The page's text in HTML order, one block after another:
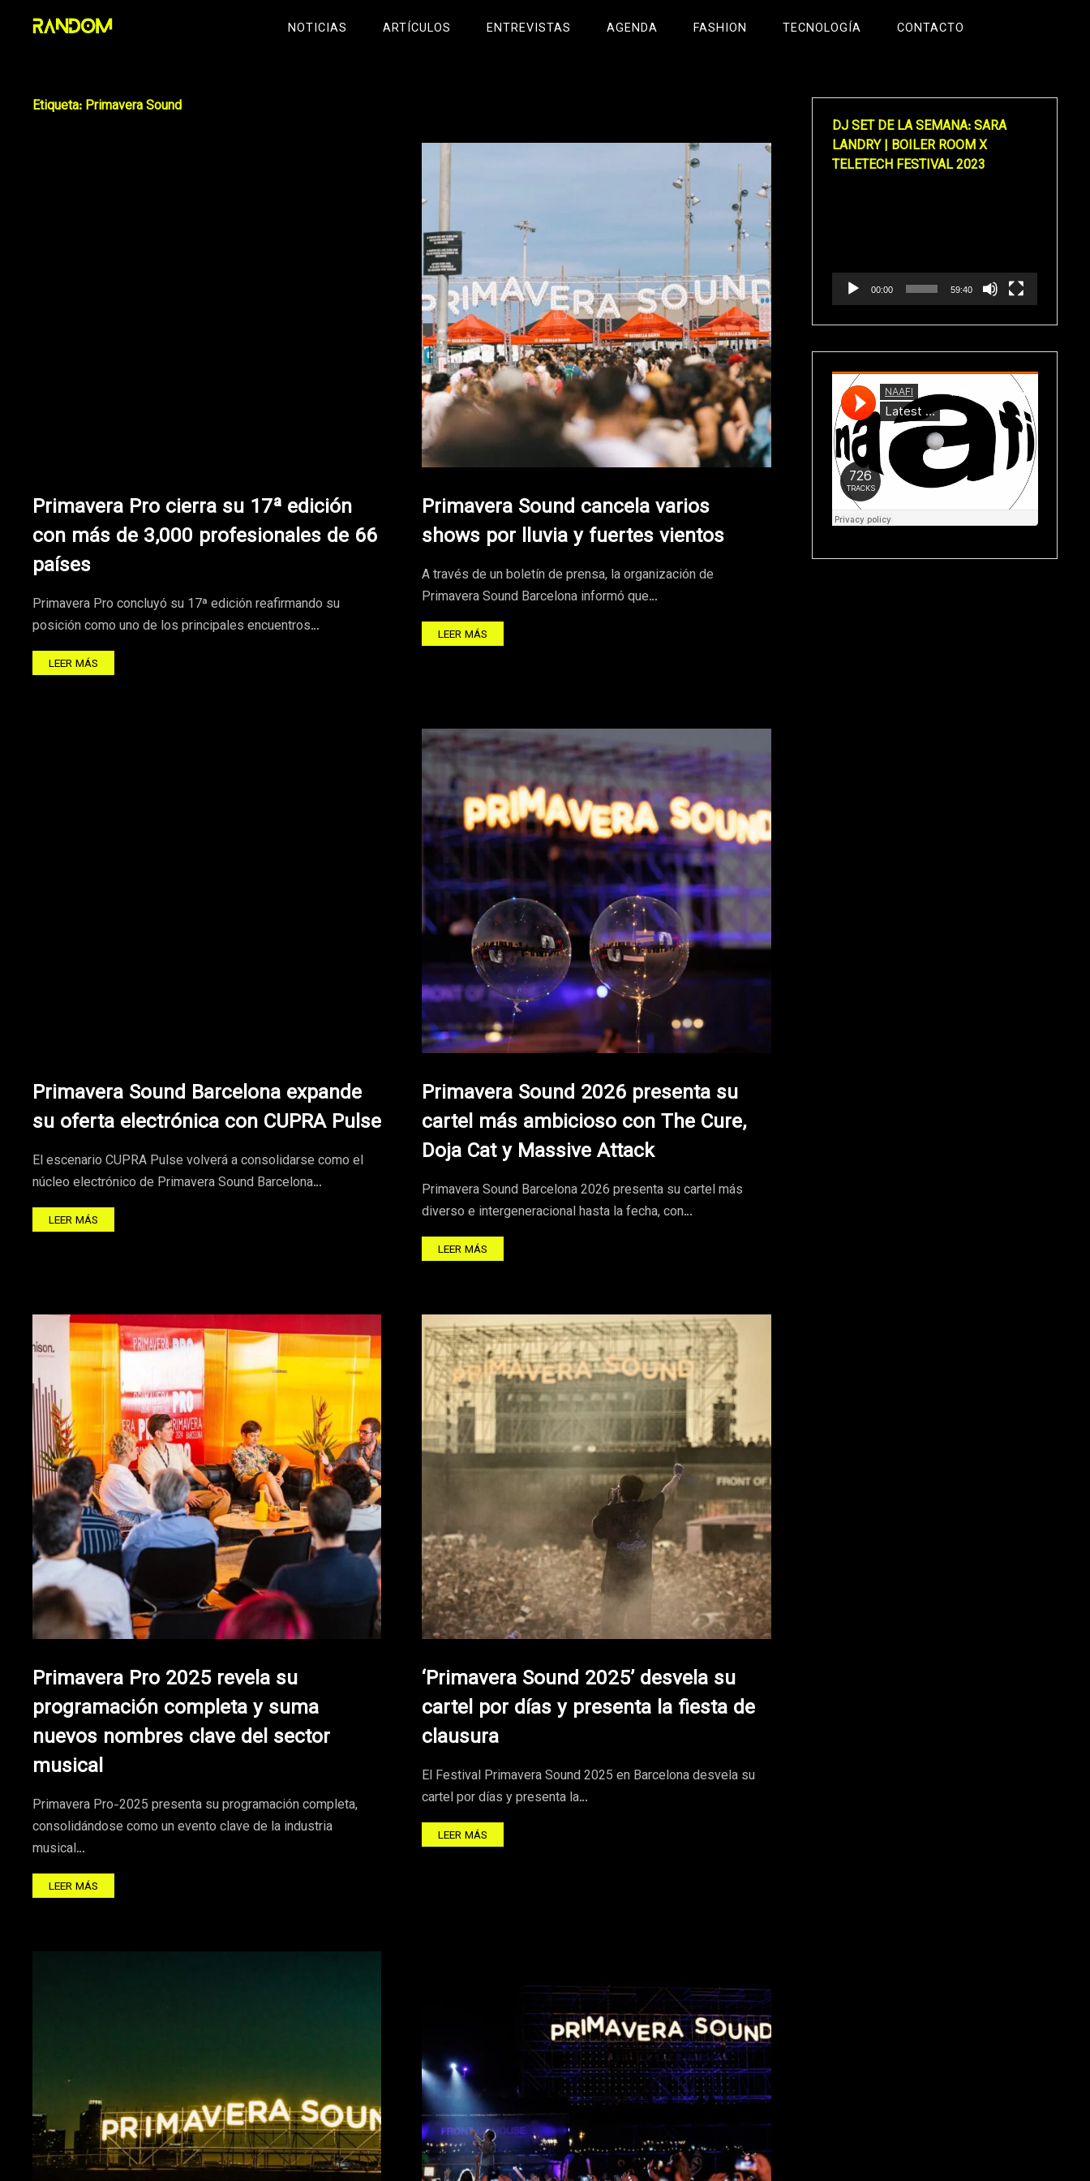
NOTICIAS ARTÍCULOS ENTREVISTAS AGENDA FASHION TECNOLOGÍA CONTACTO
Etiqueta: Primavera Sound
Primavera Pro cierra su 17ª edición
con más de 3,000 profesionales de 66
países
Primavera Pro concluyó su 17ª edición reafirmando su
posición como uno de los principales encuentros…
LEER MÁS
Primavera Sound cancela varios
shows por lluvia y fuertes vientos
A través de un boletín de prensa, la organización de
Primavera Sound Barcelona informó que…
LEER MÁS
Primavera Sound Barcelona expande
su oferta electrónica con CUPRA Pulse
El escenario CUPRA Pulse volverá a consolidarse como el
núcleo electrónico de Primavera Sound Barcelona…
LEER MÁS
Primavera Sound 2026 presenta su
cartel más ambicioso con The Cure,
Doja Cat y Massive Attack
Primavera Sound Barcelona 2026 presenta su cartel más
diverso e intergeneracional hasta la fecha, con…
LEER MÁS
Primavera Pro 2025 revela su
programación completa y suma
nuevos nombres clave del sector
musical
Primavera Pro-2025 presenta su programación completa,
consolidándose como un evento clave de la industria
musical…
LEER MÁS
‘Primavera Sound 2025’ desvela su
cartel por días y presenta la fiesta de
clausura
El Festival Primavera Sound 2025 en Barcelona desvela su
cartel por días y presenta la…
LEER MÁS
DJ SET DE LA SEMANA: SARA
LANDRY | BOILER ROOM X
TELETECH FESTIVAL 2023
00:00 59:40